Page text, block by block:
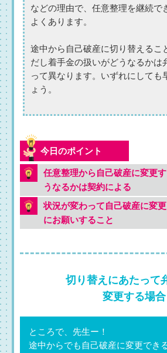
などの理由で、任意整理を継続で
よくあります。
途中から自己破産に切り替えるこ
だし着手金の扱いがどうなるかは
って異なります。いずれにしても
ょう。
任意整理から自己破産に変更
うなるかは契約による
状況が変わって自己破産に変
にお願いすること
切り替えにあたって
変更する場合
ところで、先生ー！
途中からでも自己破産に変更でき